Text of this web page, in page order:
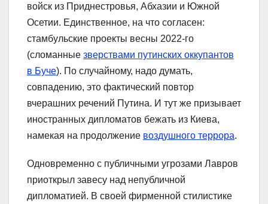
войск из Приднестровья, Абхазии и Южной
Осетии. Единственное, на что согласен:
стамбульские проекты весны 2022-го
(сломанные зверствами путинских оккупантов
в Буче). По случайному, надо думать,
совпадению, это фактический повтор
вчерашних речений Путина. И тут же призывает
иностранных дипломатов бежать из Киева,
намекая на продолжение воздушного террора.
Одновременно с публичными угрозами Лавров
приоткрыл завесу над непубличной
дипломатией. В своей фирменной стилистике